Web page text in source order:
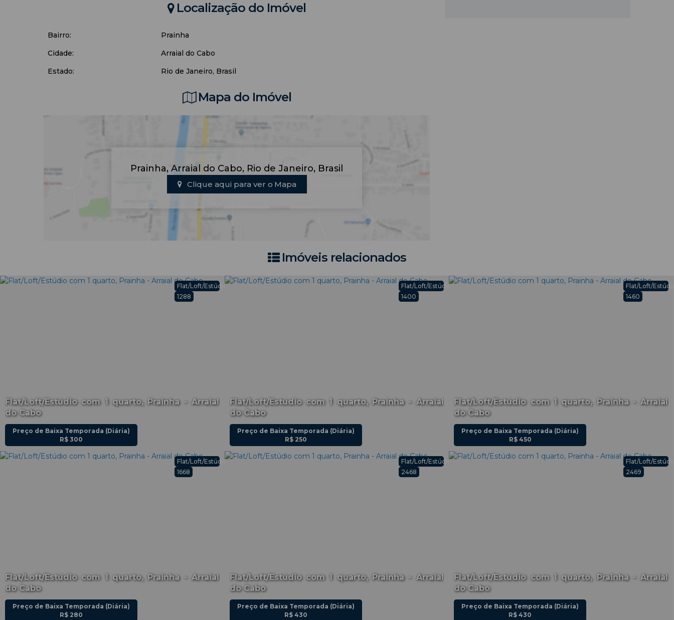
Localização do Imóvel
Bairro:
Prainha
Cidade:
Arraial do Cabo
Estado:
Rio de Janeiro, Brasil
Mapa do Imóvel
Prainha, Arraial do Cabo, Rio de Janeiro, Brasil
Clique aqui para ver o Mapa
Imóveis relacionados
Flat/Loft/Estúdio com 1 quarto, Prainha - Arraial
do Cabo
1288
Flat/Loft/Estúdio
R$ 300
Preço de Baixa Temporada (Diária)
Flat/Loft/Estúdio com 1 quarto, Prainha - Arraial
do Cabo
1400
Flat/Loft/Estúdio
R$ 250
Preço de Baixa Temporada (Diária)
Flat/Loft/Estúdio com 1 quarto, Prainha - Arraial
do Cabo
1460
Flat/Loft/
R$ 450
Preço de Baixa Temporada (Diária)
Flat/Loft/Estúdio com 1 quarto, Prainha - Arraial
do Cabo
1668
Flat/Loft/Estúdio
R$ 280
Preço de Baixa Temporada (Diária)
Flat/Loft/Estúdio com 1 quarto, Prainha - Arraial
do Cabo
2468
Flat/Loft/Estúdio
R$ 430
Preço de Baixa Temporada (Diária)
Flat/Loft/Estúdio com 1 quarto, Prainha - Arraial
do Cabo
2469
Flat/Loft/
R$ 430
Preço de Baixa Temporada (Diária)